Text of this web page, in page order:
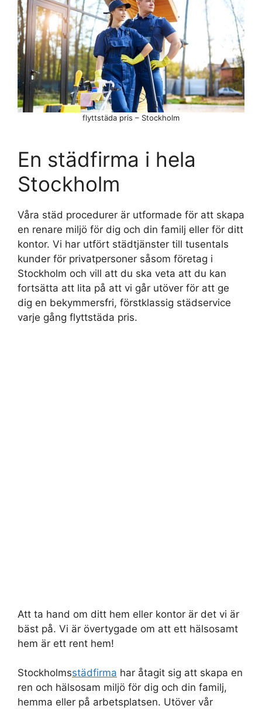
En städfirma i hela
Stockholm
Våra städ procedurer är utformade för att skapa
en renare miljö för dig och din familj eller för ditt
kontor. Vi har utfört städtjänster till tusentals
kunder för privatpersoner såsom företag i
Stockholm och vill att du ska veta att du kan
fortsätta att lita på att vi går utöver för att ge
dig en bekymmersfri, förstklassig städservice
varje gång flyttstäda pris.
Att ta hand om ditt hem eller kontor är det vi är
bäst på. Vi är övertygade om att ett hälsosamt
hem är ett rent hem!
Stockholmsstädfirma har åtagit sig att skapa en
ren och hälsosam miljö för dig och din familj,
hemma eller på arbetsplatsen. Utöver vår
flyttstäda pris – Stockholm